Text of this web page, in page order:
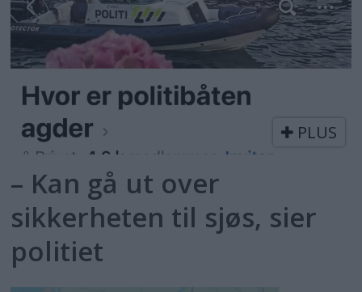
PLUS
– Kan gå ut over
sikkerheten til sjøs, sier
politiet